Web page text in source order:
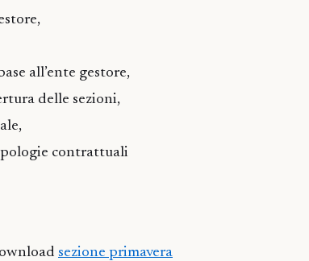
all’ente gestore,
delle sezioni,
contrattuali
sezione primavera